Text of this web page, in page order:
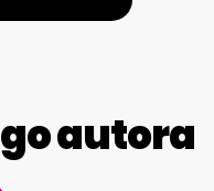
autora